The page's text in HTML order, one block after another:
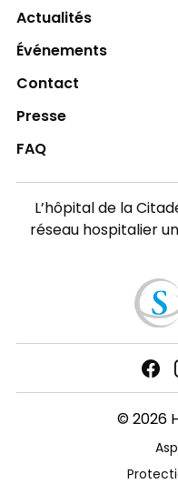
Actualités
Événements
Contact
Presse
FAQ
L’hôpital de la
réseau hospitalier
© 2026